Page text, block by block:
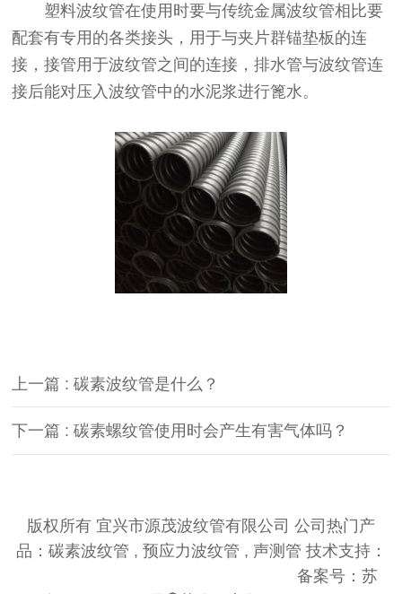
塑料波纹管在使用时要与传统金属波纹管相比要
配套有专用的各类接头，用于与夹片群锚垫板的连
接，接管用于波纹管之间的连接，排水管与波纹管连
接后能对压入波纹管中的水泥浆进行篦水。
上一篇 : 碳素波纹管是什么？
下一篇 : 碳素螺纹管使用时会产生有害气体吗？
版权所有 宜兴市源茂波纹管有限公司 公司热门产
品：碳素波纹管 , 预应力波纹管 , 声测管 技术支持：
备案号： 苏